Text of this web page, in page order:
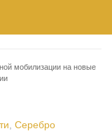
мобилизации на новые
Серебро